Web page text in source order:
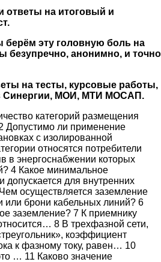
на итоговый и
эту головную боль на
безупречно, анонимно, и точно
на тесты, курсовые работы,
Синергии, МОИ, МТИ МОСАП.
категорий размещения
Допустимо ли применение
с изолированной
относятся потребители
в энергоснабжении которых
4 Какое минимальное
допускается для внутренних
осуществляется заземление
или брони кабельных линий? 6
заземление? 7 К приемнику
8 В трехфазной сети,
коэффициент
к фазному току, равен… 10
… 11 Каково значение